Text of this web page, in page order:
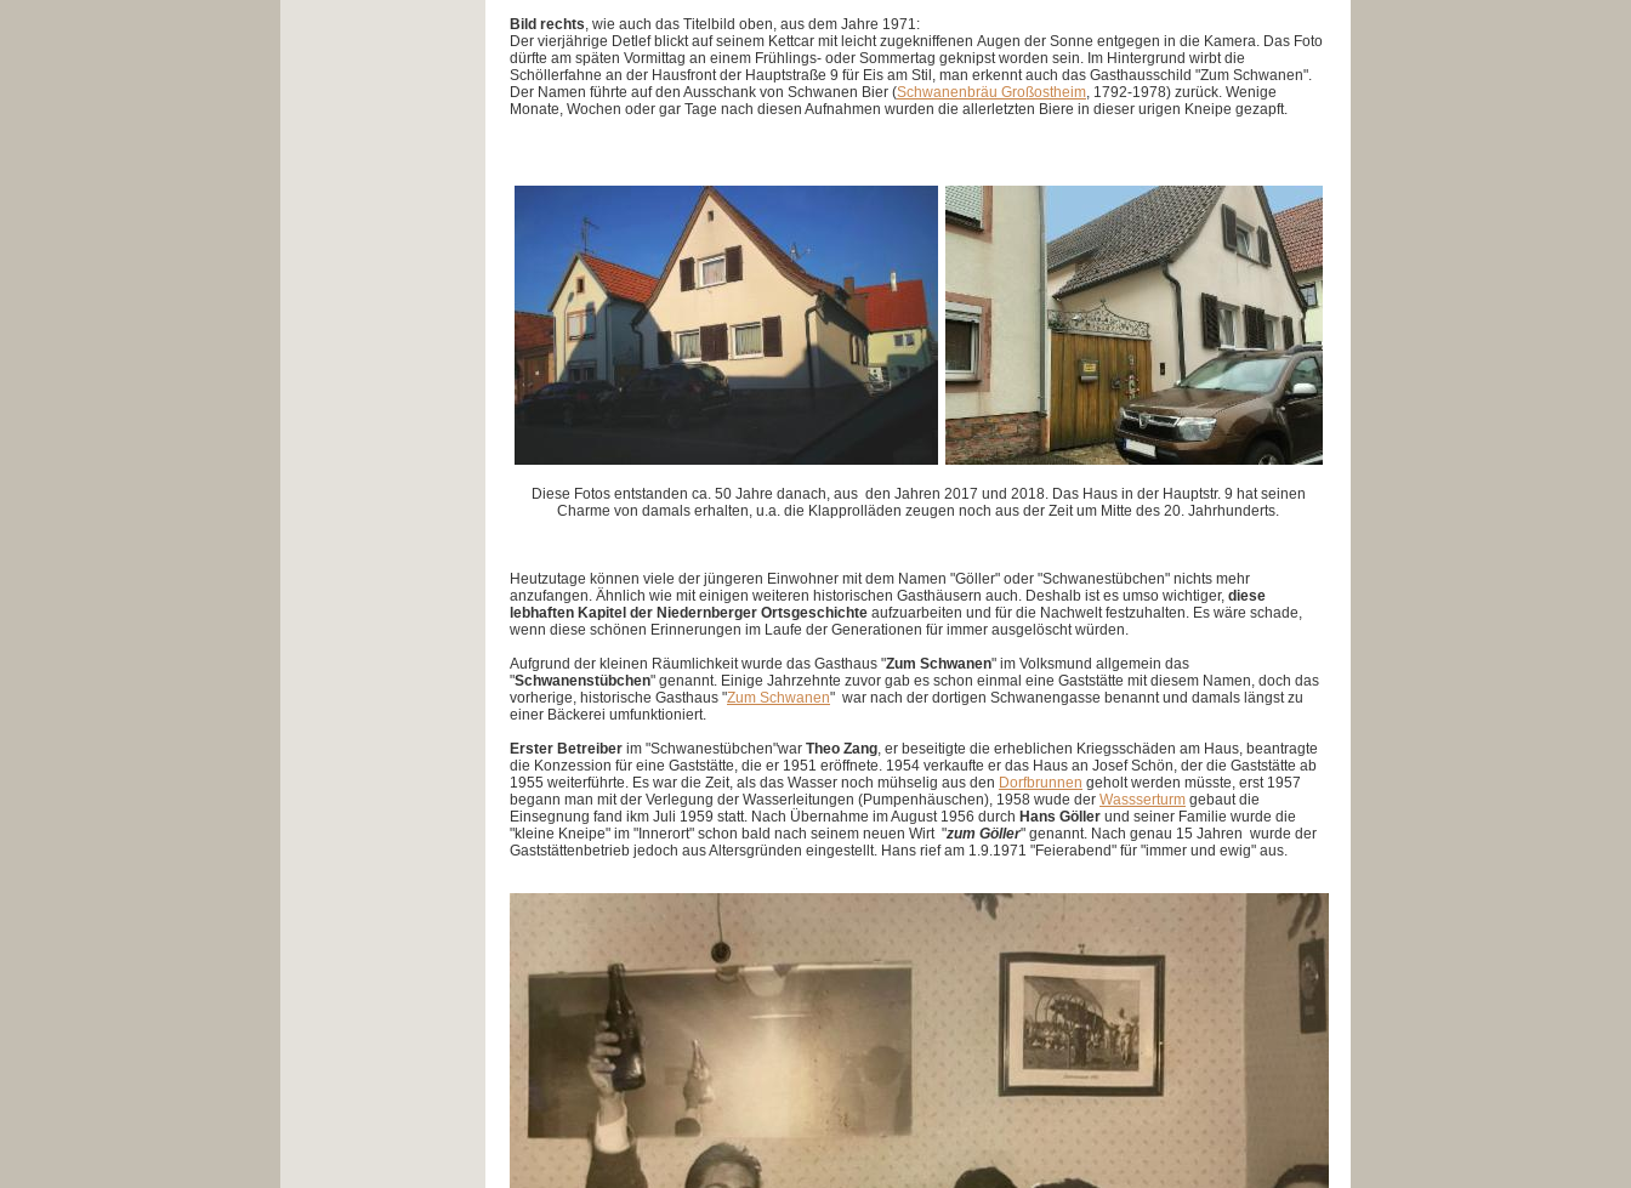
Bild rechts, wie auch das Titelbild oben, aus dem Jahre 1971:
Der vierjährige Detlef blickt auf seinem Kettcar mit leicht zugekniffenen Augen der Sonne entgegen in die Kamera. Das Foto
dürfte am späten Vormittag an einem Frühlings- oder Sommertag geknipst worden sein. Im Hintergrund wirbt die
Schöllerfahne an der Hausfront der Hauptstraße 9 für Eis am Stil, man erkennt auch das Gasthausschild "Zum Schwanen".
Der Namen führte auf den Ausschank von Schwanen Bier (Schwanenbräu Großostheim, 1792-1978) zurück. Wenige
Monate, Wochen oder gar Tage nach diesen Aufnahmen wurden die allerletzten Biere in dieser urigen Kneipe gezapft.
Diese Fotos entstanden ca. 50 Jahre danach, aus den Jahren 2017 und 2018. Das Haus in der Hauptstr. 9 hat seinen
Charme von damals erhalten, u.a. die Klapprolläden zeugen noch aus der Zeit um Mitte des 20. Jahrhunderts.
Heutzutage können viele der jüngeren Einwohner mit dem Namen "Göller" oder "Schwanestübchen" nichts mehr
anzufangen. Ähnlich wie mit einigen weiteren historischen Gasthäusern auch. Deshalb ist es umso wichtiger, diese
lebhaften Kapitel der Niedernberger Ortsgeschichte aufzuarbeiten und für die Nachwelt festzuhalten. Es wäre schade,
wenn diese schönen Erinnerungen im Laufe der Generationen für immer ausgelöscht würden.
Aufgrund der kleinen Räumlichkeit wurde das Gasthaus "Zum Schwanen" im Volksmund allgemein das
"Schwanenstübchen" genannt. Einige Jahrzehnte zuvor gab es schon einmal eine Gaststätte mit diesem Namen, doch das
vorherige, historische Gasthaus "Zum Schwanen" war nach der dortigen Schwanengasse benannt und damals längst zu
einer Bäckerei umfunktioniert.
Erster Betreiber im "Schwanestübchen"war Theo Zang, er beseitigte die erheblichen Kriegsschäden am Haus, beantragte
die Konzession für eine Gaststätte, die er 1951 eröffnete. 1954 verkaufte er das Haus an Josef Schön, der die Gaststätte ab
1955 weiterführte. Es war die Zeit, als das Wasser noch mühselig aus den Dorfbrunnen geholt werden müsste, erst 1957
begann man mit der Verlegung der Wasserleitungen (Pumpenhäuschen), 1958 wude der Wassserturm gebaut die
Einsegnung fand ikm Juli 1959 statt. Nach Übernahme im August 1956 durch Hans Göller und seiner Familie wurde die
"kleine Kneipe" im "Innerort" schon bald nach seinem neuen Wirt "zum Göller" genannt. Nach genau 15 Jahren wurde der
Gaststättenbetrieb jedoch aus Altersgründen eingestellt. Hans riefam 1.9.1971 "Feierabend" für "immer und ewig" aus.